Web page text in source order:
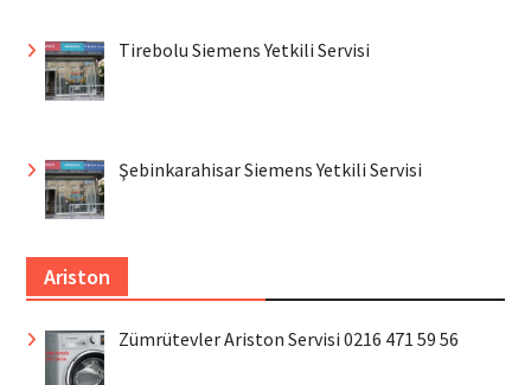
Tirebolu Siemens Yetkili Servisi
Şebinkarahisar Siemens Yetkili Servisi
Ariston
Zümrütevler Ariston Servisi 0216 471 59 56